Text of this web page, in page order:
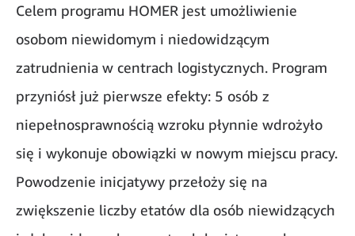
Celem programu HOMER jest umożliwienie
osobom niewidomym i niedowidzącym
zatrudnienia w centrach logistycznych. Program
przyniósł już pierwsze efekty: 5 osób z
niepełnosprawnością wzroku płynnie wdrożyło
się i wykonuje obowiązki w nowym miejscu pracy.
Powodzenie inicjatywy przełoży się na
zwiększenie liczby etatów dla osób niewidzących